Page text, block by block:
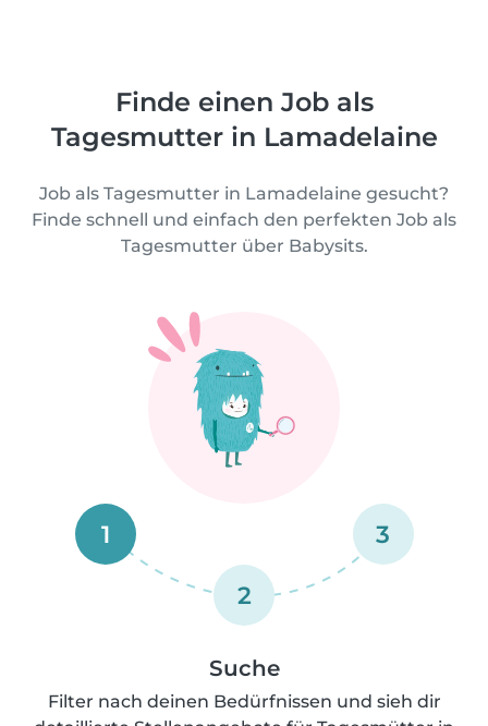
Finde einen Job als
Tagesmutter in Lamadelaine
Job als Tagesmutter in Lamadelaine gesucht?
Finde schnell und einfach den perfekten Job als
Tagesmutter über Babysits.
1
2
3
Suche
Filter nach deinen Bedürfnissen und sieh dir